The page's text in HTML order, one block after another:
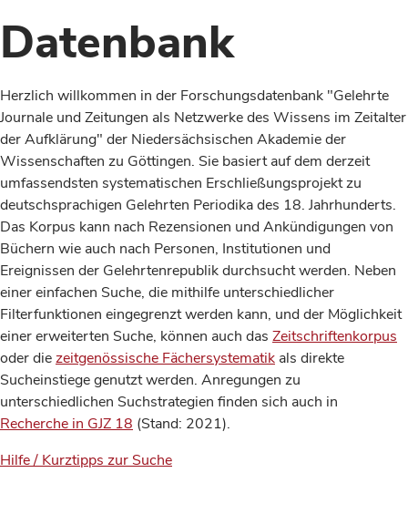
Datenbank
Herzlich willkommen in der Forschungsdatenbank "Gelehrte
Journale und Zeitungen als Netzwerke des Wissens im Zeitalter
der Aufklärung" der Niedersächsischen Akademie der
Wissenschaften zu Göttingen. Sie basiert auf dem derzeit
umfassendsten systematischen Erschließungsprojekt zu
deutschsprachigen Gelehrten Periodika des 18. Jahrhunderts.
Das Korpus kann nach Rezensionen und Ankündigungen von
Büchern wie auch nach Personen, Institutionen und
Ereignissen der Gelehrtenrepublik durchsucht werden. Neben
einer einfachen Suche, die mithilfe unterschiedlicher
Filterfunktionen eingegrenzt werden kann, und der Möglichkeit
einer erweiterten Suche, können auch das Zeitschriftenkorpus
oder diezeitgenössische Fächersystematik als direkte
Sucheinstiege genutzt werden. Anregungen zu
unterschiedlichen Suchstrategien finden sich auch in
Recherche in GJZ 18 (Stand: 2021).
Hilfe / Kurztipps zur Suche